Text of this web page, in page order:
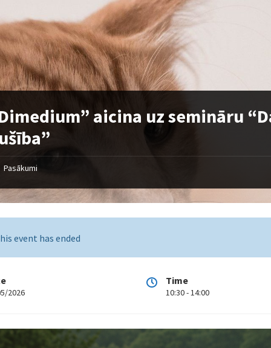
aicina uz semināru
Pasākumi
event has ended
2026
Time
10:30 - 14:00